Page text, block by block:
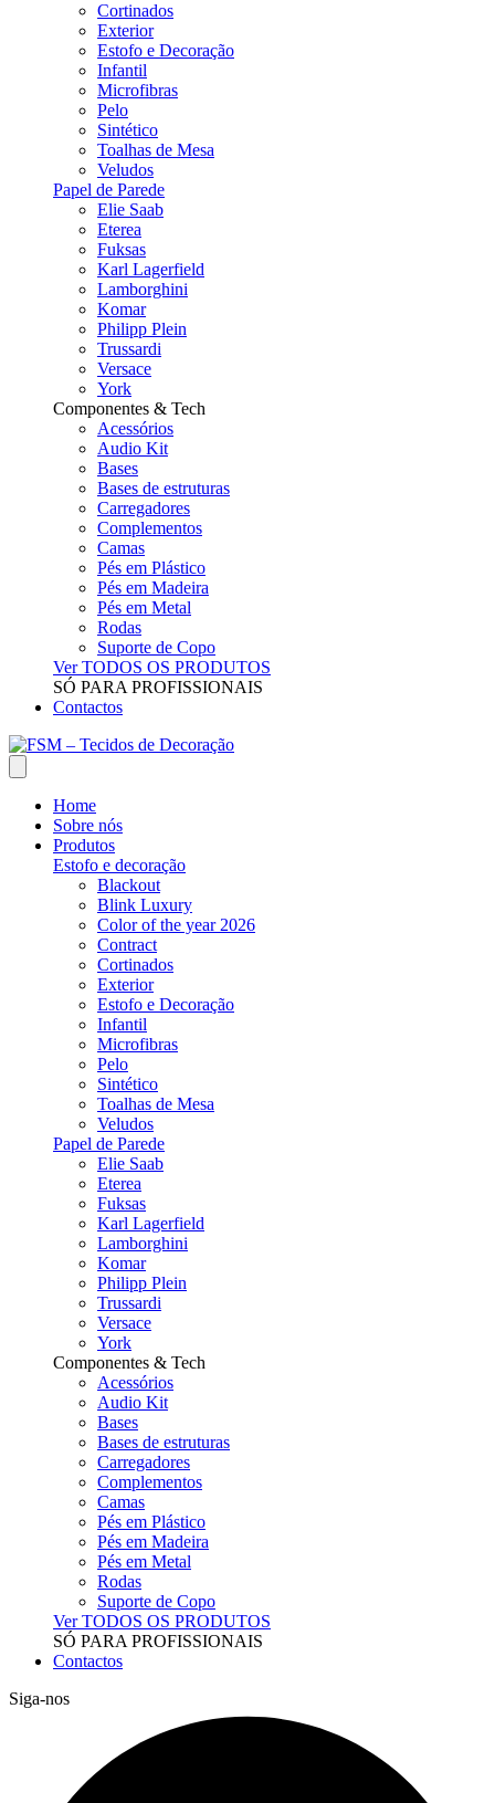
Cortinados
Exterior
Estofo e Decoração
Infantil
Microfibras
Pelo
Sintético
Toalhas de Mesa
Veludos
Papel de Parede
Elie Saab
Eterea
Fuksas
Karl Lagerfield
Lamborghini
Komar
Philipp Plein
Trussardi
Versace
York
Componentes & Tech
Acessórios
Audio Kit
Bases
Bases de estruturas
Carregadores
Complementos
Camas
Pés em Plástico
Pés em Madeira
Pés em Metal
Rodas
Suporte de Copo
Ver TODOS OS PRODUTOS
SÓ PARA PROFISSIONAIS
Contactos
Home
Sobre nós
Produtos
Estofo e decoração
Blackout
Blink Luxury
Color of the year 2026
Contract
Cortinados
Exterior
Estofo e Decoração
Infantil
Microfibras
Pelo
Sintético
Toalhas de Mesa
Veludos
Papel de Parede
Elie Saab
Eterea
Fuksas
Karl Lagerfield
Lamborghini
Komar
Philipp Plein
Trussardi
Versace
York
Componentes & Tech
Acessórios
Audio Kit
Bases
Bases de estruturas
Carregadores
Complementos
Camas
Pés em Plástico
Pés em Madeira
Pés em Metal
Rodas
Suporte de Copo
Ver TODOS OS PRODUTOS
SÓ PARA PROFISSIONAIS
Contactos
Siga-nos